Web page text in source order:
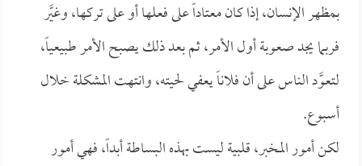
بمظهر الإنسان، إذا كان معتاداً على فعلها أو على تركها، وغيَّر
فربما يجد صعوبة أول الأمر، ثم بعد ذلك يصبح الأمر طبيعياً،
لتعوَّد الناس على أن فلاناً يعفي لحيته، وانتهت المشكلة خلال
أسبوع.
لكن أمور المخبر، قلبية ليست بهذه البساطة أبداً، فهي أمور